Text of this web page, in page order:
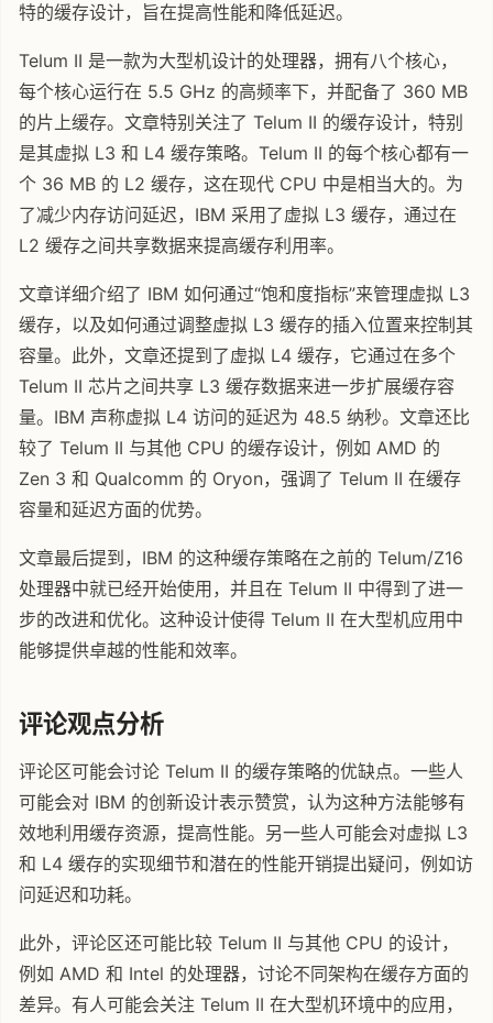
特的缓存设计，旨在提高性能和降低延迟。
Telum II 是一款为大型机设计的处理器，拥有八个核心，
每个核心运行在 5.5 GHz 的高频率下，并配备了 360 MB
的片上缓存。文章特别关注了 Telum II 的缓存设计，特别
是其虚拟 L3 和 L4 缓存策略。Telum II 的每个核心都有一
个 36 MB 的 L2 缓存，这在现代 CPU 中是相当大的。为
了减少内存访问延迟，IBM 采用了虚拟 L3 缓存，通过在
L2 缓存之间共享数据来提高缓存利用率。
文章详细介绍了 IBM 如何通过“饱和度指标”来管理虚拟 L3
缓存，以及如何通过调整虚拟 L3 缓存的插入位置来控制其
容量。此外，文章还提到了虚拟 L4 缓存，它通过在多个
Telum II 芯片之间共享 L3 缓存数据来进一步扩展缓存容
量。IBM 声称虚拟 L4 访问的延迟为 48.5 纳秒。文章还比
较了 Telum II 与其他 CPU 的缓存设计，例如 AMD 的
Zen 3 和 Qualcomm 的 Oryon，强调了 Telum II 在缓存
容量和延迟方面的优势。
文章最后提到，IBM 的这种缓存策略在之前的 Telum/Z16
处理器中就已经开始使用，并且在 Telum II 中得到了进一
步的改进和优化。这种设计使得 Telum II 在大型机应用中
能够提供卓越的性能和效率。
评论观点分析
评论区可能会讨论 Telum II 的缓存策略的优缺点。一些人
可能会对 IBM 的创新设计表示赞赏，认为这种方法能够有
效地利用缓存资源，提高性能。另一些人可能会对虚拟 L3
和 L4 缓存的实现细节和潜在的性能开销提出疑问，例如访
问延迟和功耗。
此外，评论区还可能比较 Telum II 与其他 CPU 的设计，
例如 AMD 和 Intel 的处理器，讨论不同架构在缓存方面的
差异。有人可能会关注 Telum II 在大型机环境中的应用，